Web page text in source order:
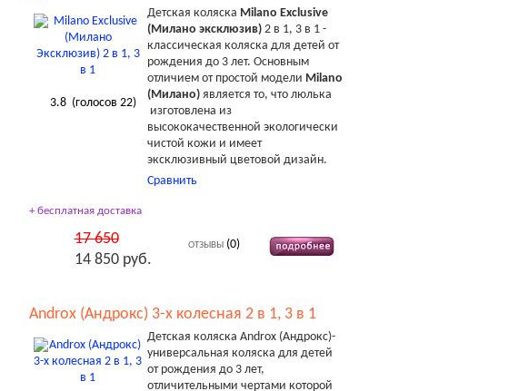
3.8(голосов 22)
Детская коляска Milano Exclusive
(Милано эксклюзив)2 в 1, 3 в 1 -
классическая коляска для детей от
рождения до 3 лет. Основным
отличием от простой модели Milano
(Милано) является то, что люлька
изготовлена из
высококачественной экологически
чистой кожи и имеет
эксклюзивный цветовой дизайн.
Сравнить
+ бесплатная доставка
17 650
14 850 руб.
ОТЗЫВЫ(0)
Androx (Андрокс) 3-х колесная 2 в 1, 3 в 1
Детская коляска Androx (Андрокс)-
универсальная коляска для детей
от рождения до 3 лет,
отличительными чертами которой